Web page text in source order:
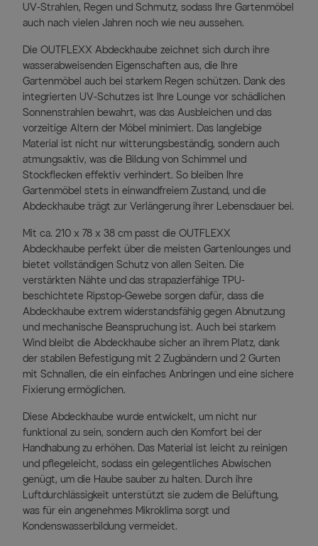
UV-Strahlen, Regen und Schmutz, sodass Ihre Gartenmöbel
auch nach vielen Jahren noch wie neu aussehen.
Die OUTFLEXX Abdeckhaube zeichnet sich durch ihre
wasserabweisenden Eigenschaften aus, die Ihre
Gartenmöbel auch bei starkem Regen schützen. Dank des
integrierten UV-Schutzes ist Ihre Lounge vor schädlichen
Sonnenstrahlen bewahrt, was das Ausbleichen und das
vorzeitige Altern der Möbel minimiert. Das langlebige
Material ist nicht nur witterungsbeständig, sondern auch
atmungsaktiv, was die Bildung von Schimmel und
Stockflecken effektiv verhindert. So bleiben Ihre
Gartenmöbel stets in einwandfreiem Zustand, und die
Abdeckhaube trägt zur Verlängerung ihrer Lebensdauer bei.
Mit ca. 210 x 78 x 38 cm passt die OUTFLEXX
Abdeckhaube perfekt über die meisten Gartenlounges und
bietet vollständigen Schutz von allen Seiten. Die
verstärkten Nähte und das strapazierfähige TPU-
beschichtete Ripstop-Gewebe sorgen dafür, dass die
Abdeckhaube extrem widerstandsfähig gegen Abnutzung
und mechanische Beanspruchung ist. Auch bei starkem
Wind bleibt die Abdeckhaube sicher an ihrem Platz, dank
der stabilen Befestigung mit 2 Zugbändern und 2 Gurten
mit Schnallen, die ein einfaches Anbringen und eine sichere
Fixierung ermöglichen.
Diese Abdeckhaube wurde entwickelt, um nicht nur
funktional zu sein, sondern auch den Komfort bei der
Handhabung zu erhöhen. Das Material ist leicht zu reinigen
und pflegeleicht, sodass ein gelegentliches Abwischen
genügt, um die Haube sauber zu halten. Durch ihre
Luftdurchlässigkeit unterstützt sie zudem die Belüftung,
was für ein angenehmes Mikroklima sorgt und
Kondenswasserbildung vermeidet.